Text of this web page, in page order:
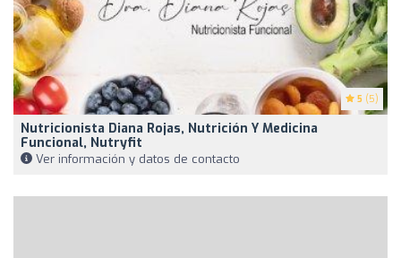
5 (5)
Nutricionista Diana Rojas, Nutrición Y Medicina
Funcional, Nutryfit
Ver información y datos de contacto